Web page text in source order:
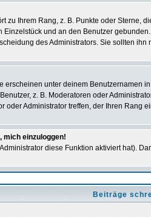
zu Ihrem Rang, z. B. Punkte oder
und an den Benutzer
des Administrators. Sie sollten
unter deinem
z. B. Moderatoren oder
oder Administrator treffen, der Ihren Rang
mich einzuloggen!
diese Funktion aktiviert hat).
Beiträge